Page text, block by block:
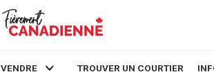
VENDRE TROUVER UN COURTIER